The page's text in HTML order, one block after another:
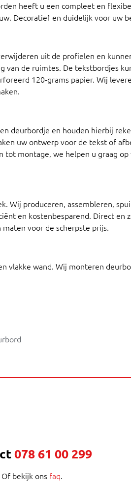
heeft u een compleet en
Decoratief en duidelijk voor uw
uit de profielen en
de ruimtes. De tekstbordjes
120-grams papier. Wij
deurbordje en houden hierbij
uw ontwerp voor de tekst of
montage, we helpen u graag
Wij produceren, assembleren,
en kostenbesparend. Direct en
voor de scherpste prijs.
vlakke wand. Wij monteren
078 61 00 299
bekijk ons faq.